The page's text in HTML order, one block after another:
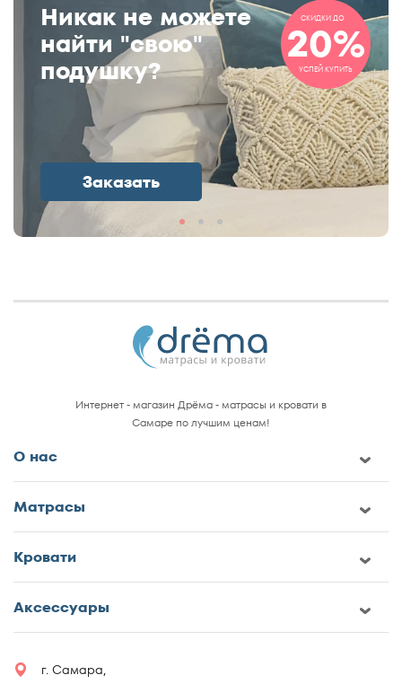
Никак не можете
найти "свою"
подушку?
Заказать
СКИДКИ ДО
20%
УСПЕЙ КУПИТЬ
Интернет - магазин Дрёма - матрасы и кровати в
Самаре по лучшим ценам!
О нас
Матрасы
Кровати
Аксессуары
г. Самара,